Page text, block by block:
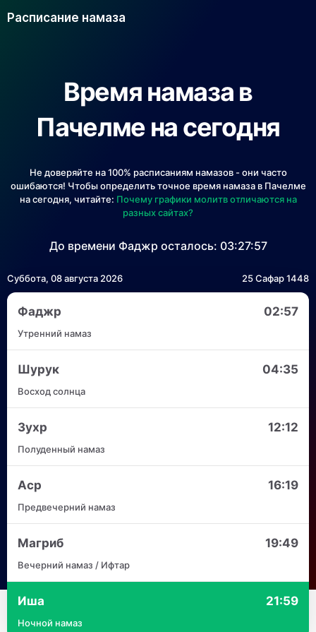
Расписание намаза
Время намаза в
Пачелме на сегодня
Не доверяйте на 100% расписаниям намазов - они часто
ошибаются! Чтобы определить точное время намаза в Пачелме
на сегодня, читайте: Почему графики молитв отличаются на
разных сайтах?
До времени Фаджр осталось: 03:27:57
Суббота, 08 августа 2026 25 Сафар 1448
Фаджр 02:57
Утренний намаз
Шурук 04:35
Восход солнца
Зухр 12:12
Полуденный намаз
Аср 16:19
Предвечерний намаз
Магриб 19:49
Вечерний намаз / Ифтар
Иша 21:59
Ночной намаз